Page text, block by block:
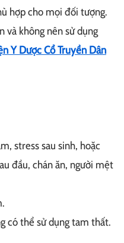
hợp cho mọi đối tượng.
và không nên sử dụng
Y Dược Cổ Truyền Dân
stress sau sinh, hoặc
đầu, chán ăn, người mệt
có thể sử dụng tam thất.